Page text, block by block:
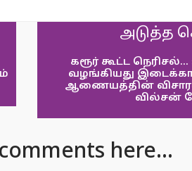
அடுத்த
கரூர் கூட்ட
வழங்கியது
ஆணையத்தின்
வில்சன்
here...